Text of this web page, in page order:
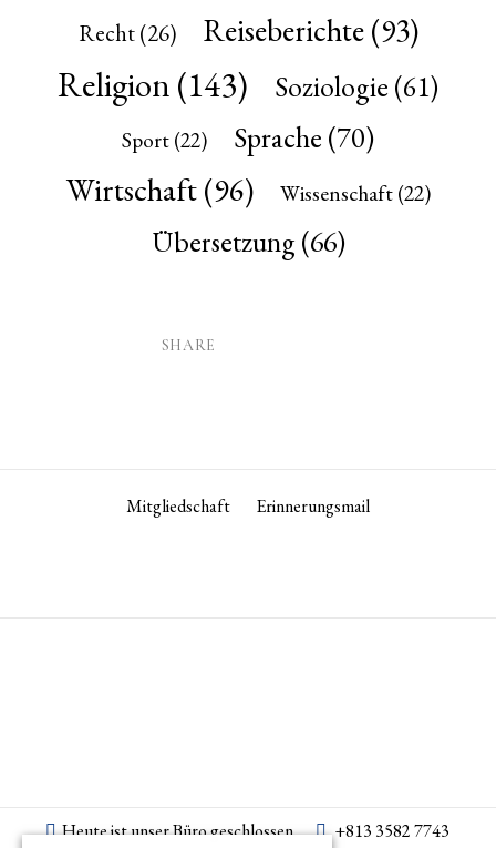
Recht(26) Reiseberichte(93)
Religion (143) Soziologie(61)
Sport(22) Sprache (70)
Wirtschaft(96) Wissenschaft(22)
Übersetzung(66)
SHARE
Mitgliedschaft Erinnerungsmail
Heute ist unser Büro geschlossen.
+813 3582 7743